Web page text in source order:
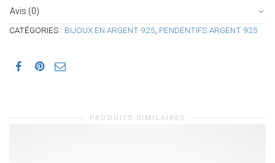
Avis (0)
CATÉGORIES : BIJOUX EN ARGENT 925 PENDENTIFS ARGENT 925
PRODUITS SIMILAIRES